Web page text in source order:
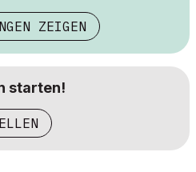
ZEIGEN
starten!